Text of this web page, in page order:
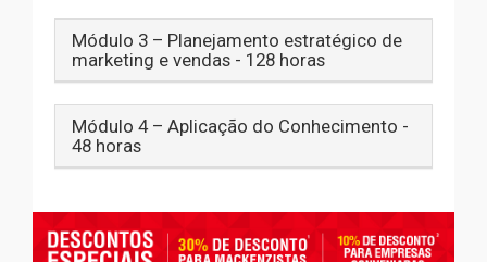
Módulo 3 – Planejamento estratégico de
marketing e vendas - 128 horas
Módulo 4 – Aplicação do Conhecimento -
48 horas